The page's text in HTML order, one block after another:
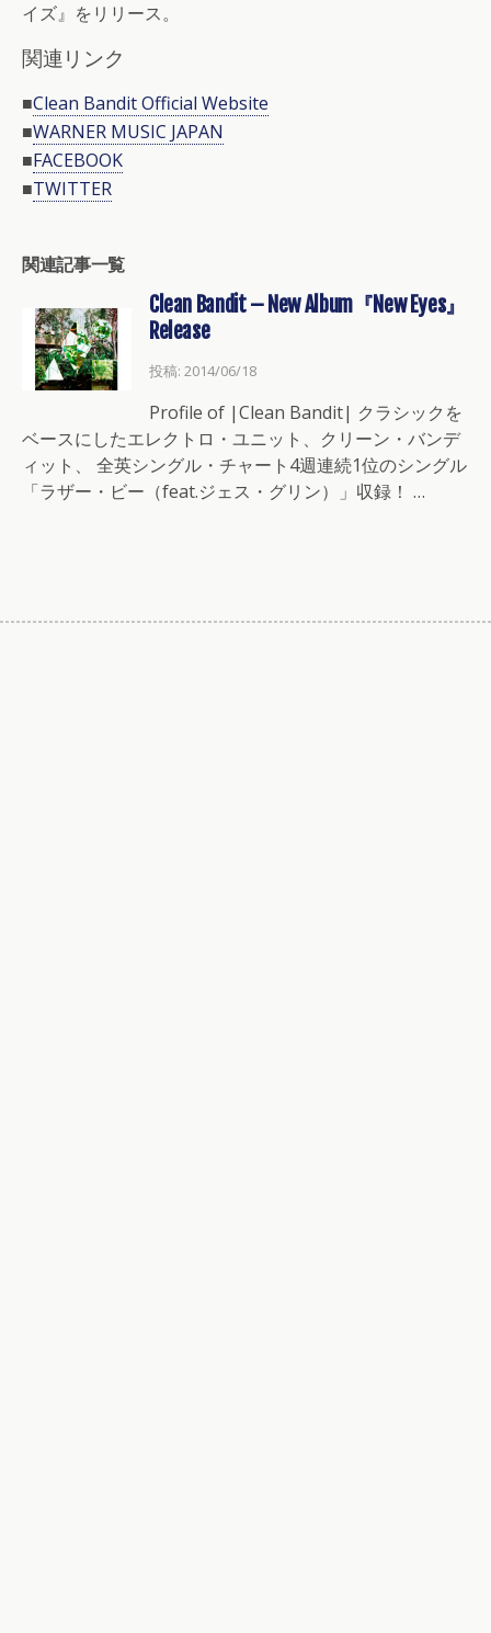
イズ』をリリース。
関連リンク
■Clean Bandit Official Website
■WARNER MUSIC JAPAN
■FACEBOOK
■TWITTER
関連記事一覧
Clean Bandit – New Album『New Eyes』
Release
投稿: 2014/06/18
Profile of |Clean Bandit| クラシックを
ベースにしたエレクトロ・ユニット、クリーン・バンデ
ィット、 全英シングル・チャート4週連続1位のシングル
「ラザー・ビー（feat.ジェス・グリン）」収録！ …